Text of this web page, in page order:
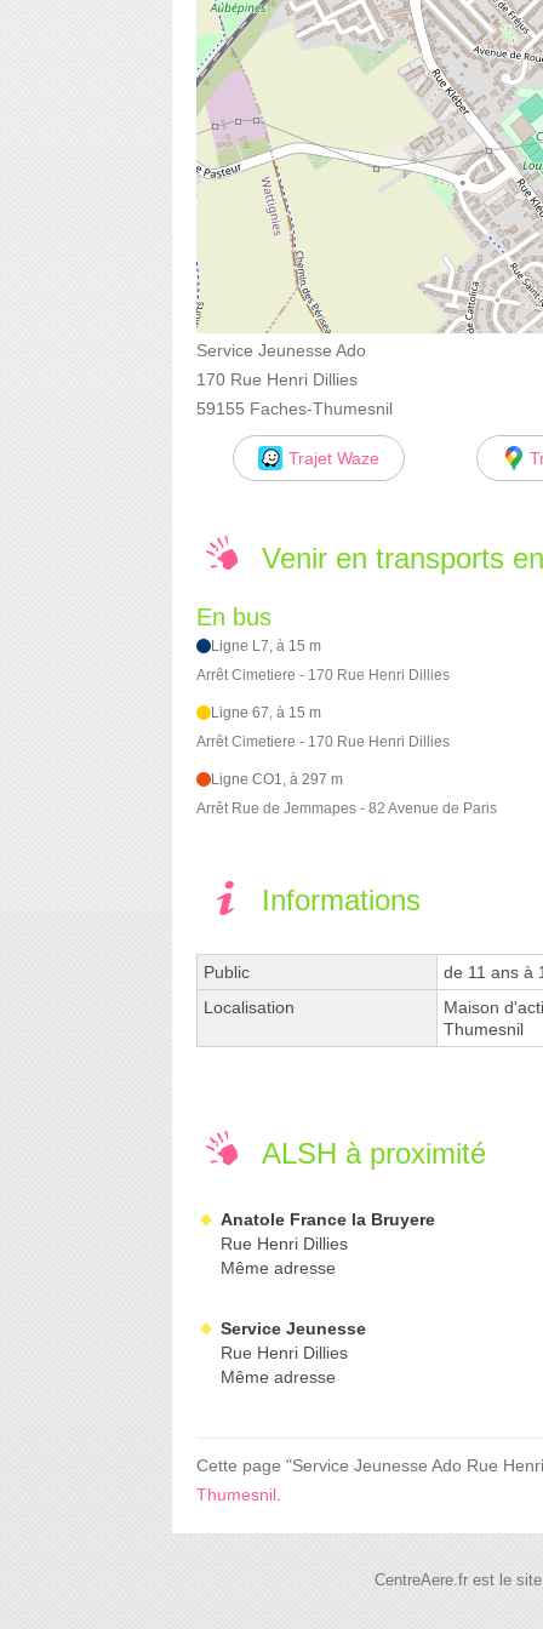
Service Jeunesse Ado
170 Rue Henri Dillies
59155 Faches-Thumesnil
Trajet Waze
Venir en transports
En bus
Ligne L7, à 15 m
Arrêt Cimetiere - 170 Rue Henri Dillies
Ligne 67, à 15 m
Arrêt Cimetiere - 170 Rue Henri Dillies
Ligne CO1, à 297 m
Arrêt Rue de Jemmapes - 82 Avenue de Paris
Informations
Public
de 11 ans à
Localisation
Maison
Thumesnil
ALSH à proximité
Anatole France la Bruyere
Rue Henri Dillies
Même adresse
Service Jeunesse
Rue Henri Dillies
Même adresse
Cette page "Service Jeunesse Ado Rue
Thumesnil.
CentreAere.fr est le